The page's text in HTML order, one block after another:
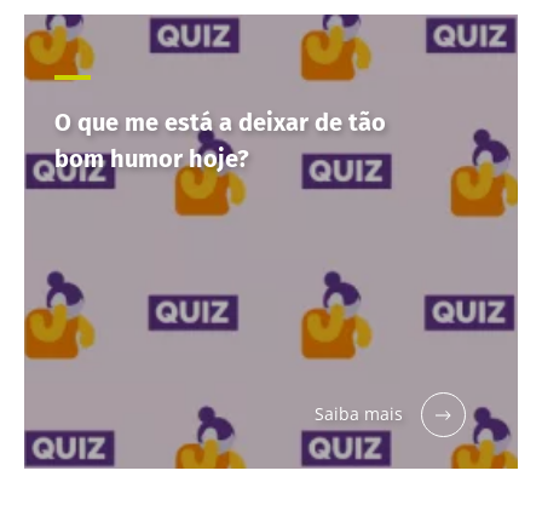
O que me está a deixar de tão
bom humor hoje?
Saiba mais